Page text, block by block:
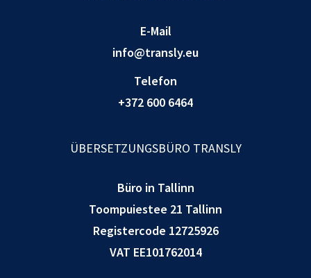
E-Mail
info@transly.eu
Telefon
+372 600 6464
ÜBERSETZUNGSBÜRO TRANSLY
Büro in Tallinn
Toompuiestee 21 Tallinn
Registercode 12725926
VAT EE101762014